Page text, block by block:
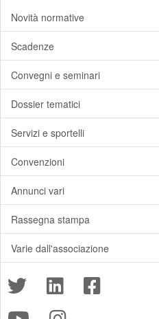
Novità normative
Scadenze
Convegni e seminari
Dossier tematici
Servizi e sportelli
Convenzioni
Annunci vari
Rassegna stampa
Varie dall'associazione